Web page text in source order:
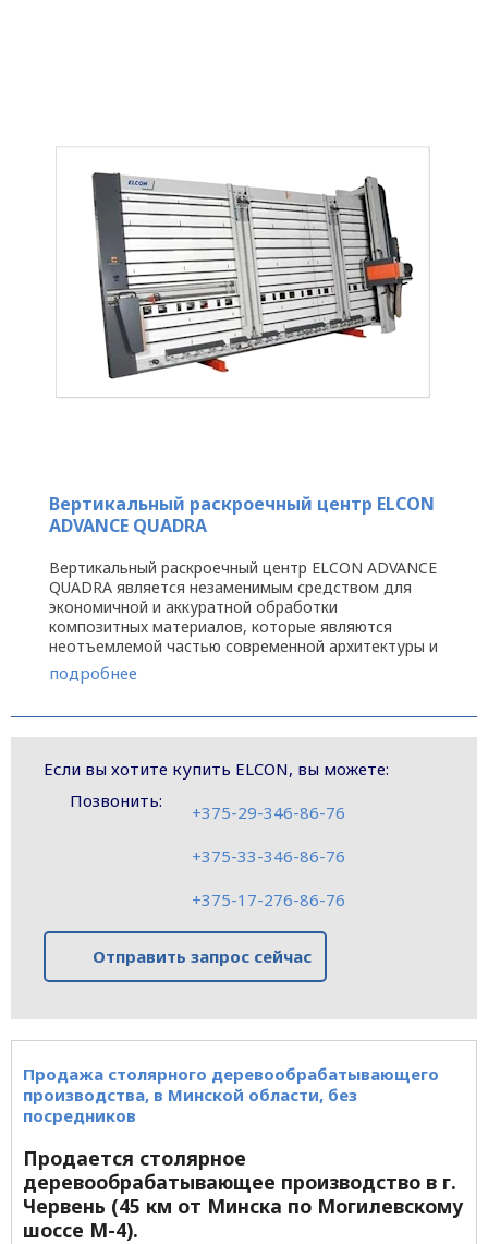
Вертикальный раскроечный центр ELCON
ADVANCE QUADRA
Вертикальный раскроечный центр ELCON ADVANCE
QUADRA является незаменимым средством для
экономичной и аккуратной обработки
композитных материалов, которые являются
неотъемлемой частью современной архитектуры и
позволяет создавать геометрические ...
подробнее
Если вы хотите купить ELCON, вы можете:
Позвонить:
+375-29-346-86-76
+375-33-346-86-76
+375-17-276-86-76
Отправить запрос сейчас
Продажа столярного деревообрабатывающего
производства, в Минской области, без
посредников
Продается столярное
деревообрабатывающее производство в г.
Червень (45 км от Минска по Могилевскому
шоссе М-4).